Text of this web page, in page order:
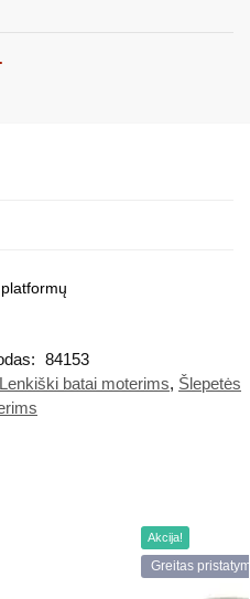
84153
Lenkiški batai moterims, Šlepetės
Akcija!
Greitas